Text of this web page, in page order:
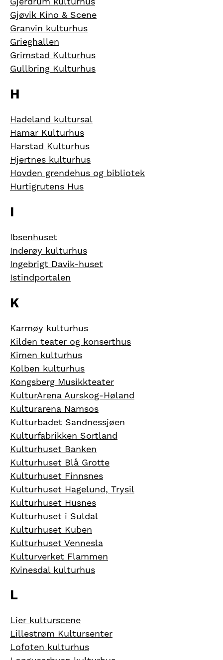
Gjøvik Kino & Scene
Granvin kulturhus
Grieghallen
Grimstad Kulturhus
Gullbring Kulturhus
H
Hadeland kultursal
Hamar Kulturhus
Harstad Kulturhus
Hjertnes kulturhus
Hovden grendehus og bibliotek
Hurtigrutens Hus
I
Ibsenhuset
Inderøy kulturhus
Ingebrigt Davik-huset
Istindportalen
K
Karmøy kulturhus
Kilden teater og konserthus
Kimen kulturhus
Kolben kulturhus
Kongsberg Musikkteater
KulturArena Aurskog-Høland
Kulturarena Namsos
Kulturbadet Sandnessjøen
Kulturfabrikken Sortland
Kulturhuset Banken
Kulturhuset Blå Grotte
Kulturhuset Finnsnes
Kulturhuset Hagelund, Trysil
Kulturhuset Husnes
Kulturhuset i Suldal
Kulturhuset Kuben
Kulturhuset Vennesla
Kulturverket Flammen
Kvinesdal kulturhus
L
Lier kulturscene
Lillestrøm Kultursenter
Lofoten kulturhus